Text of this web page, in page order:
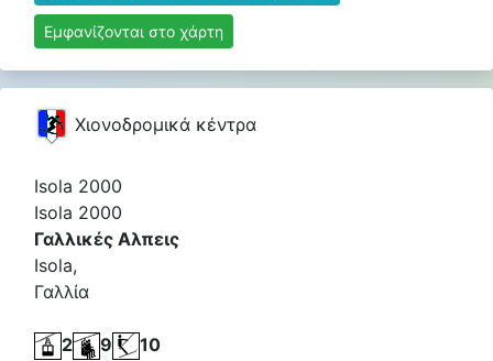
Εμφανίζονται στο χάρτη
Χιονοδρομικά κέντρα
Isola 2000
Isola 2000
Γαλλικές Αλπεις
Isola,
Γαλλία
2 9
10